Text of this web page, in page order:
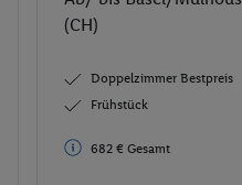
(CH)
Doppelzimmer Bestpreis
Frühstück
682 € Gesamt